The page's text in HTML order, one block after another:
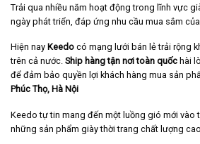
Trải qua nhiều năm hoạt động trong lĩnh vực
ngày phát triển, đáp ứng nhu cầu mua sắm của
Hiện nay Keedo có mạng lưới bán lẻ trải rộng
trên cả nước. Ship hàng tận nơi toàn quốc hài
để đảm bảo quyền lợi khách hàng mua sản
Phúc Thọ, Hà Nội
Keedo tự tin mang đến một luồng gió mới vào
những sản phẩm giày thời trang chất lượng